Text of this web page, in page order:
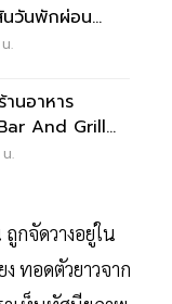
นวันพักผ่อน
.
านอาหาร
And Grill
.
กจัดวางอยู่ใน
ทอดตัวยาวจาก